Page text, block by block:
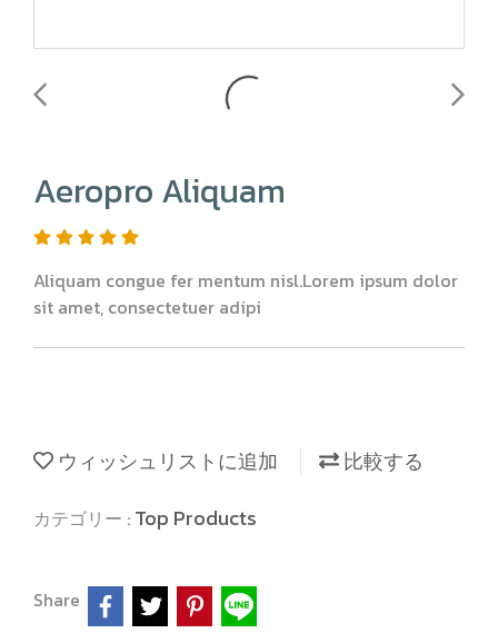
Aeropro Aliquam
Aliquam congue fer mentum nisl.Lorem ipsum dolor
sit amet, consectetuer adipi
ウィッシュリストに追加 比較する
カテゴリー : Top Products
Share